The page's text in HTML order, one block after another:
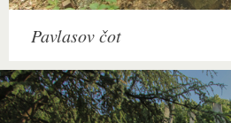
Pavlasov čot